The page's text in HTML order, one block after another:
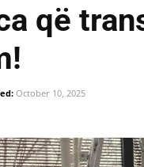
që
October 10, 2025